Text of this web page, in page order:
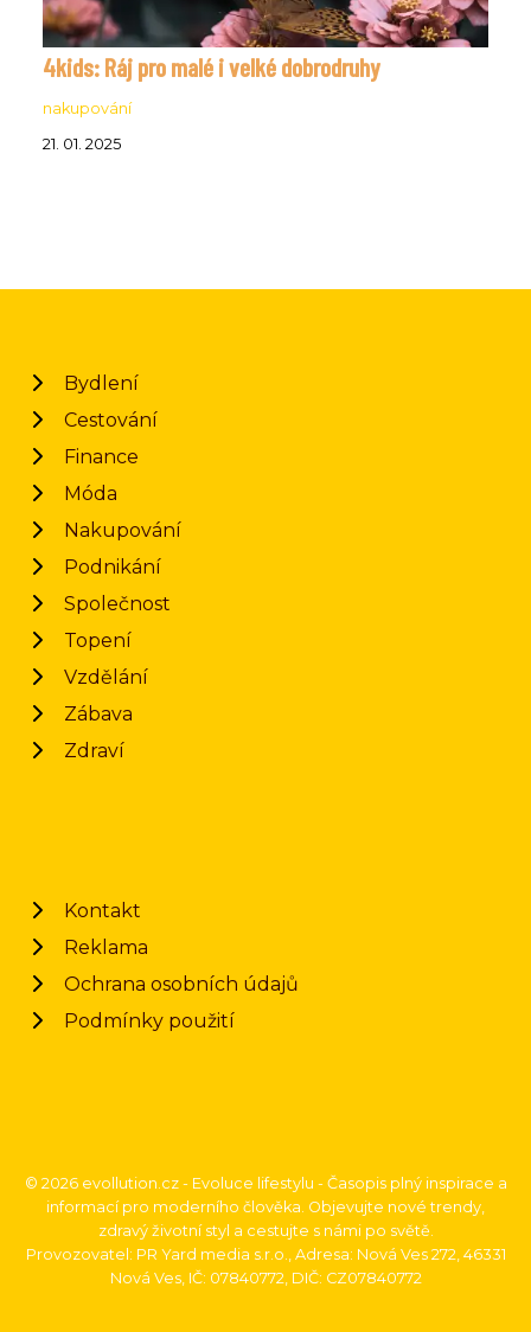
4kids: Ráj pro malé i velké dobrodruhy
nakupování
21. 01. 2025
Bydlení
Cestování
Finance
Móda
Nakupování
Podnikání
Společnost
Topení
Vzdělání
Zábava
Zdraví
Kontakt
Reklama
Ochrana osobních údajů
Podmínky použití
© 2026 evollution.cz - Evoluce lifestylu - Časopis plný inspirace a
informací pro moderního člověka. Objevujte nové trendy,
zdravý životní styl a cestujte s námi po světě.
Provozovatel: PR Yard media s.r.o., Adresa: Nová Ves 272, 46331
Nová Ves, IČ: 07840772, DIČ: CZ07840772